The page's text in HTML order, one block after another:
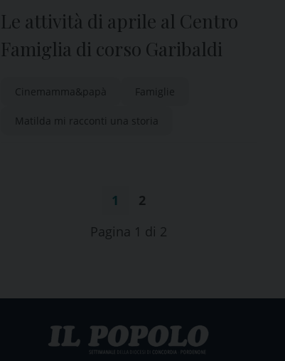
Le attività di aprile al Centro
Famiglia di corso Garibaldi
Cinemamma&papà Famiglie
Matilda mi racconti una storia
1
2
Pagina 1 di 2